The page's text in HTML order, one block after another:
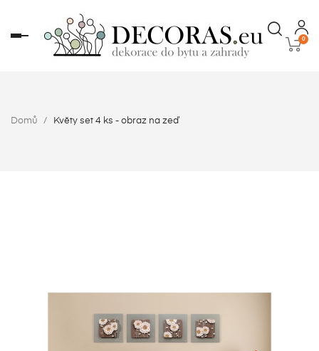
Toggle
navigation
0
Domů Květy set 4 ks - obraz na zeď